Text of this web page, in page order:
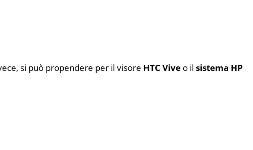
si può propendere per il visore HTC Vive o il sistema HP